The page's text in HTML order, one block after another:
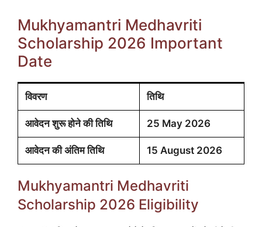
Mukhyamantri Medhavriti
Scholarship 2026 Important
Date
विवरण तिथि
आवेदन शुरू होने की तिथि 25 May 2026
आवेदन की अंतिम तिथि 15 August 2026
Mukhyamantri Medhavriti
Scholarship 2026 Eligibility